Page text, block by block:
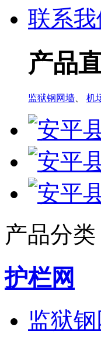
联系我
产品
监狱钢网墙 机
产品分类
护栏网
监狱